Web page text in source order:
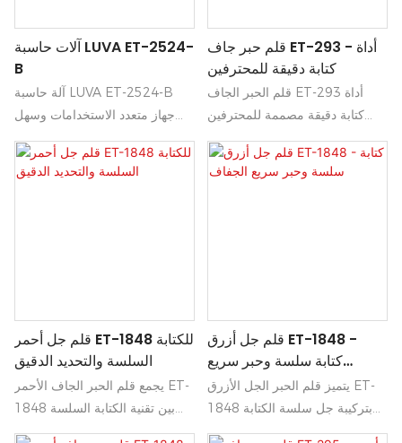
آلات حاسبة LUVA ET-2524-
B
آلة حاسبة LUVA ET-2524-B
جهاز متعدد الاستخدامات وسهل
الاستخدام، مصمم للاستخدام
الأكاديمي والمهني على حد سواء.
تتميز بتصميم أنيق، وتتضمن
قلم حبر جاف ET-293 - أداة
كتابة دقيقة للمحترفين
قلم الحبر الجاف ET-293 أداة
كتابة دقيقة مصممة للمحترفين
الذين يتطلعون إلى الدقة والأناقة
في مهامهم اليومية. بفضل انسيابية
الحبر وتصميمه المريح، يضمن هذا
قلم جل أحمر ET-1848 للكتابة
السلسة والتحديد الدقيق
يجمع قلم الحبر الجاف الأحمر ET-
1848 بين تقنية الكتابة السلسة
والتحديد الدقيق لتجربة كتابة
قلم جل أزرق ET-1848 -
كتابة سلسة وحبر سريع
الجفاف
يتميز قلم الحبر الجل الأزرق ET-
1848 بتركيبة جل سلسة الكتابة
تنزلق بسهولة على الورق، مما